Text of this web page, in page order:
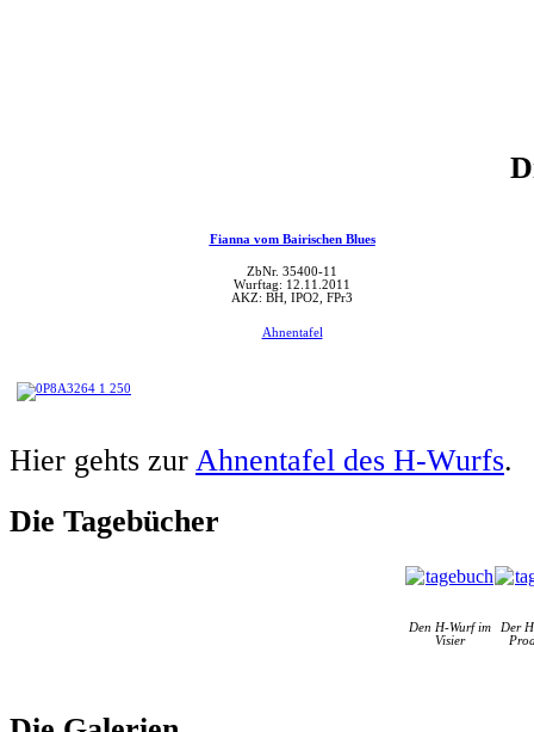
Fianna vom Bairischen Blues
ZbNr. 35400-11
Wurftag: 12.11.2011
AKZ: BH, IPO2, FPr3
Ahnentafel
Hier gehts zur Ahnentafel des H-Wurfs.
Die Tagebücher
Den H-Wurf im
Visier
Der